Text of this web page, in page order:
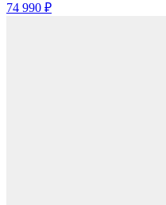
74 990 ₽